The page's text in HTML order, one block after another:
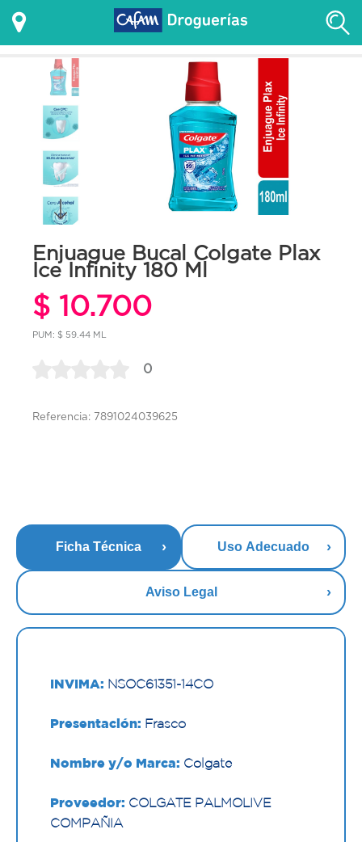
Enjuague Bucal Colgate Plax
Ice Infinity 180 Ml
$ 10.700
PUM: $ 59.44 ML
0
Referencia: 7891024039625
Ficha Técnica Uso Adecuado
Aviso Legal
INVIMA: NSOC61351-14CO
Presentación: Frasco
Nombre y/o Marca: Colgate
Proveedor: COLGATE PALMOLIVE
COMPAÑIA